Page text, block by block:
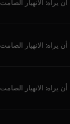
أن يراه: الانهيار
أن يراه: الانهيار
أن يراه: الانهيار